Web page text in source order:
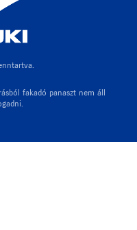
fakadó panaszt nem áll